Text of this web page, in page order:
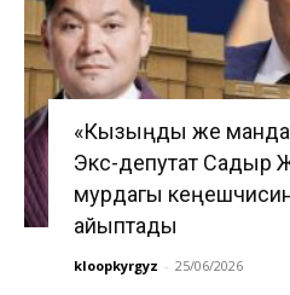
«Кызыңды же
Экс-депутат Садыр
мурдагы кеңешчисин
айыптады
kloopkyrgyz - 25/06/2026